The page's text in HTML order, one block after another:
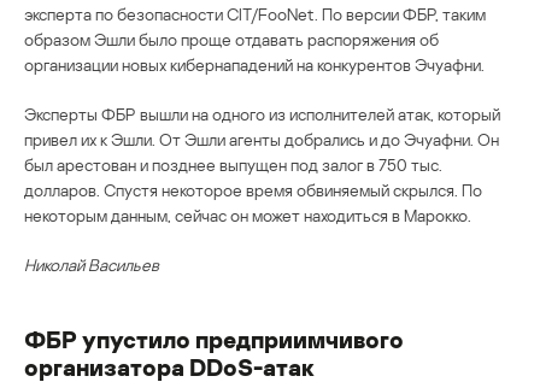
эксперта по безопасности CIT/FooNet. По версии ФБР, таким
образом Эшли было проще отдавать распоряжения об
организации новых кибернападений на конкурентов Эчуафни.
Эксперты ФБР вышли на одного из исполнителей атак, который
привел их к Эшли. От Эшли агенты добрались и до Эчуафни. Он
был арестован и позднее выпущен под залог в 750 тыс.
долларов. Спустя некоторое время обвиняемый скрылся. По
некоторым данным, сейчас он может находиться в Марокко.
Николай Васильев
ФБР упустило предприимчивого
организатора DDoS-атак